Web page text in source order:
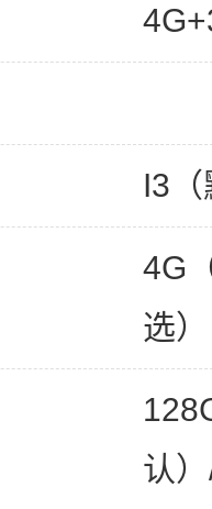
I3
4G
选）
认